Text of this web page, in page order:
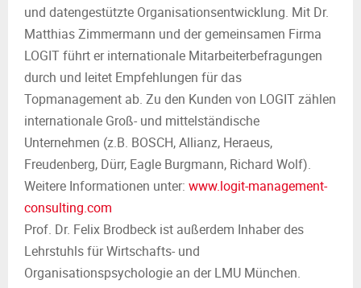
und datengestützte Organisationsentwicklung. Mit Dr.
Matthias Zimmermann und der gemeinsamen Firma
LOGIT führt er internationale Mitarbeiterbefragungen
durch und leitet Empfehlungen für das
Topmanagement ab. Zu den Kunden von LOGIT zählen
internationale Groß- und mittelständische
Unternehmen (z.B. BOSCH, Allianz, Heraeus,
Freudenberg, Dürr, Eagle Burgmann, Richard Wolf).
Weitere Informationen unter: www.logit-management-
consulting.com
Prof. Dr. Felix Brodbeck ist außerdem Inhaber des
Lehrstuhls für Wirtschafts- und
Organisationspsychologie an der LMU München.